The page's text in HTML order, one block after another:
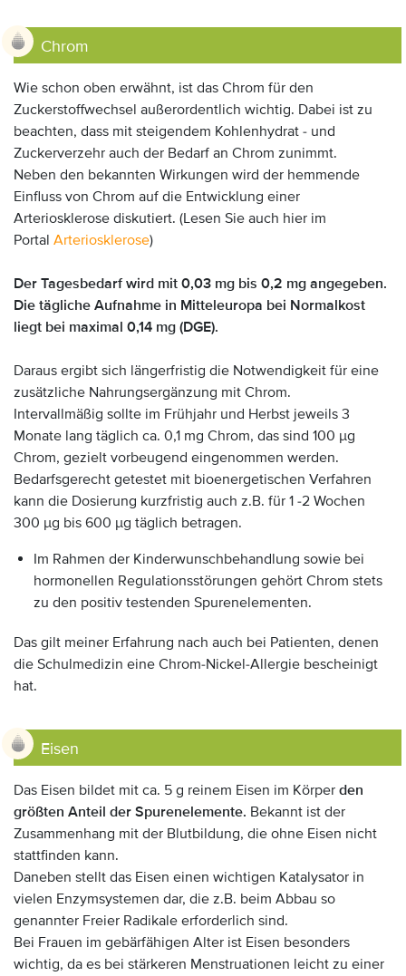
Chrom
Wie schon oben erwähnt, ist das Chrom für den
Zuckerstoffwechsel außerordentlich wichtig. Dabei ist zu
beachten, dass mit steigendem Kohlenhydrat - und
Zuckerverzehr auch der Bedarf an Chrom zunimmt.
Neben den bekannten Wirkungen wird der hemmende
Einfluss von Chrom auf die Entwicklung einer
Arteriosklerose diskutiert. (Lesen Sie auch hier im
Portal Arteriosklerose)
Der Tagesbedarf wird mit 0,03 mg bis 0,2 mg angegeben.
Die tägliche Aufnahme in Mitteleuropa bei Normalkost
liegt bei maximal 0,14 mg (DGE).
Daraus ergibt sich längerfristig die Notwendigkeit für eine
zusätzliche Nahrungsergänzung mit Chrom.
Intervallmäßig sollte im Frühjahr und Herbst jeweils 3
Monate lang täglich ca. 0,1 mg Chrom, das sind 100 µg
Chrom, gezielt vorbeugend eingenommen werden.
Bedarfsgerecht getestet mit bioenergetischen Verfahren
kann die Dosierung kurzfristig auch z.B. für 1 -2 Wochen
300 µg bis 600 µg täglich betragen.
Im Rahmen der Kinderwunschbehandlung sowie bei
hormonellen Regulationsstörungen gehört Chrom stets
zu den positiv testenden Spurenelementen.
Das gilt meiner Erfahrung nach auch bei Patienten, denen
die Schulmedizin eine Chrom-Nickel-Allergie bescheinigt
hat.
Eisen
Das Eisen bildet mit ca. 5 g reinem Eisen im Körper den
größten Anteil der Spurenelemente. Bekannt ist der
Zusammenhang mit der Blutbildung, die ohne Eisen nicht
stattfinden kann.
Daneben stellt das Eisen einen wichtigen Katalysator in
vielen Enzymsystemen dar, die z.B. beim Abbau so
genannter Freier Radikale erforderlich sind.
Bei Frauen im gebärfähigen Alter ist Eisen besonders
wichtig, da es bei stärkeren Menstruationen leicht zu einer